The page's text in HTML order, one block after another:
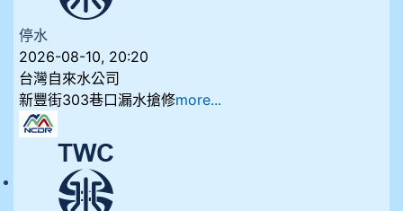
停水
2026-08-10, 20:20
台灣自來水公司
新豐街303巷口漏水搶修more...